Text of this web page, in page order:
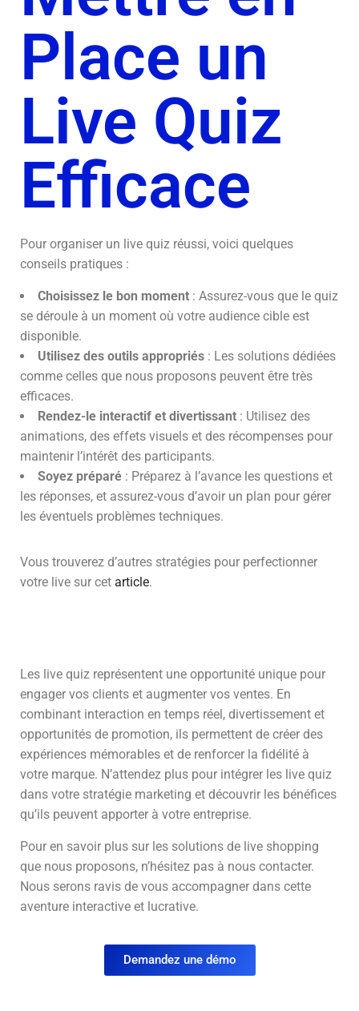
Place un
Live Quiz
Efficace
Pour organiser un live quiz réussi, voici quelques
conseils pratiques :
Choisissez le bon moment : Assurez-vous que le quiz
se déroule à un moment où votre audience cible est
disponible.
Utilisez des outils appropriés : Les solutions dédiées
comme celles que nous proposons peuvent être très
efficaces.
Rendez-le interactif et divertissant : Utilisez des
animations, des effets visuels et des récompenses pour
maintenir l’intérêt des participants.
Soyez préparé : Préparez à l’avance les questions et
les réponses, et assurez-vous d’avoir un plan pour gérer
les éventuels problèmes techniques.
Vous trouverez d’autres stratégies pour perfectionner
votre live sur cet article.
Les live quiz représentent une opportunité unique pour
engager vos clients et augmenter vos ventes. En
combinant interaction en temps réel, divertissement et
opportunités de promotion, ils permettent de créer des
expériences mémorables et de renforcer la fidélité à
votre marque. N’attendez plus pour intégrer les live quiz
dans votre stratégie marketing et découvrir les bénéfices
qu’ils peuvent apporter à votre entreprise.
Pour en savoir plus sur les solutions de live shopping
que nous proposons, n’hésitez pas à nous contacter.
Nous serons ravis de vous accompagner dans cette
aventure interactive et lucrative.
Demandez une démo